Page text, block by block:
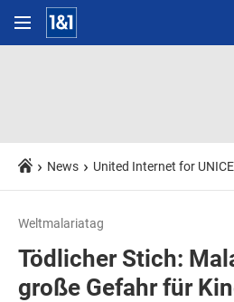
News United Internet for
Weltmalariatag
Tödlicher Stich:
große Gefahr für